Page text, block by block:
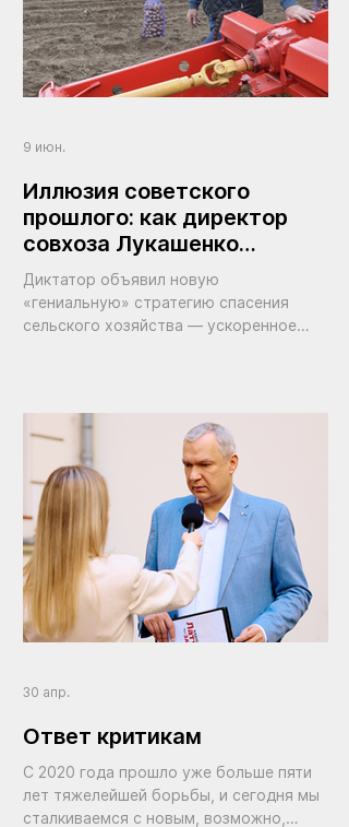
Иллюзия советского
прошлого: как директор
совхоза Лукашенко
уничтожил сельское
хозяйство Беларуси
Диктатор объявил новую
«гениальную» стратегию спасения
сельского хозяйства — ускоренное
9 июн.
Ответ критикам
С 2020 года прошло уже больше пяти
лет тяжелейшей борьбы, и сегодня мы
сталкиваемся с новым, возможно,
30 апр.